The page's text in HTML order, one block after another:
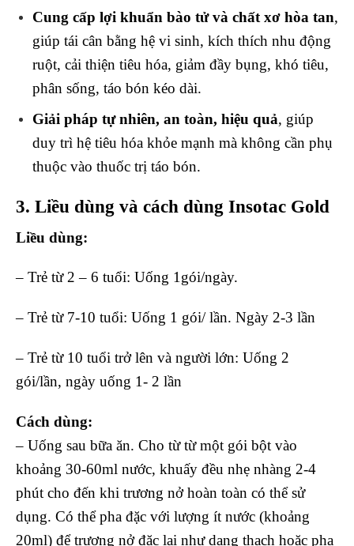
Cung cấp lợi khuẩn bào tử và chất xơ hòa tan,
giúp tái cân bằng hệ vi sinh, kích thích nhu động
ruột, cải thiện tiêu hóa, giảm đầy bụng, khó tiêu,
phân sống, táo bón kéo dài.
Giải pháp tự nhiên, an toàn, hiệu quả, giúp
duy trì hệ tiêu hóa khỏe mạnh mà không cần phụ
thuộc vào thuốc trị táo bón.
3. Liều dùng và cách dùng Insotac Gold
Liều dùng:
– Trẻ từ 2 – 6 tuổi: Uống 1gói/ngày.
– Trẻ từ 7-10 tuổi: Uống 1 gói/ lần. Ngày 2-3 lần
– Trẻ từ 10 tuổi trở lên và người lớn: Uống 2
gói/lần, ngày uống 1- 2 lần
Cách dùng:
– Uống sau bữa ăn. Cho từ từ một gói bột vào
khoảng 30-60ml nước, khuấy đều nhẹ nhàng 2-4
phút cho đến khi trương nở hoàn toàn có thể sử
dụng. Có thể pha đặc với lượng ít nước (khoảng
20ml) để trương nở đặc lại như dạng thạch hoặc pha